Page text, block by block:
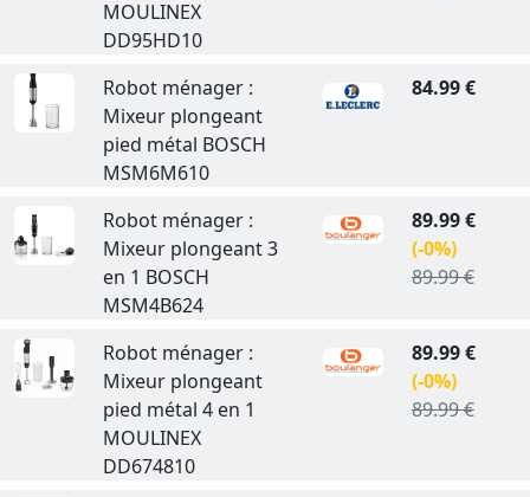
MOULINEX
DD95HD10
Robot ménager :
Mixeur plongeant
pied métal BOSCH
MSM6M610
84.99 €
Robot ménager :
Mixeur plongeant 3
en 1 BOSCH
MSM4B624
89.99 €
(-0%)
89.99 €
Robot ménager :
Mixeur plongeant
pied métal 4 en 1
MOULINEX
DD674810
89.99 €
(-0%)
89.99 €